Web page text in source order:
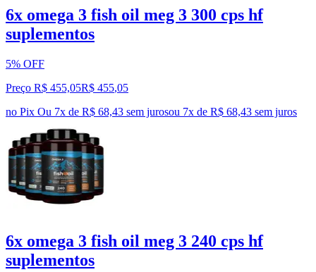
6x omega 3 fish oil meg 3 300 cps hf
suplementos
5% OFF
Preço R$ 455,05R$ 455,05
no Pix Ou 7x de R$ 68,43 sem jurosou 7x de R$ 68,43 sem juros
6x omega 3 fish oil meg 3 240 cps hf
suplementos